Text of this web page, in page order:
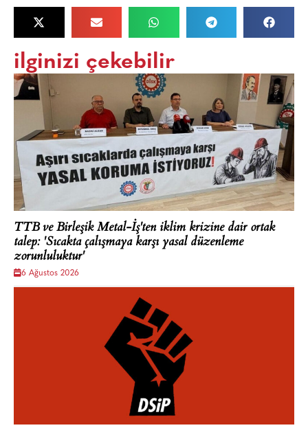
ilginizi çekebilir
TTB ve Birleşik Metal-İş'ten iklim krizine dair ortak
talep: 'Sıcakta çalışmaya karşı yasal düzenleme
zorunluluktur'
6 Ağustos 2026